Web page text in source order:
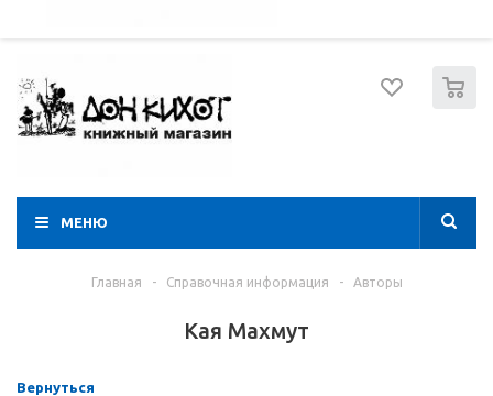
МЕНЮ
Главная - Справочная информация - Авторы
Кая Махмут
Вернуться